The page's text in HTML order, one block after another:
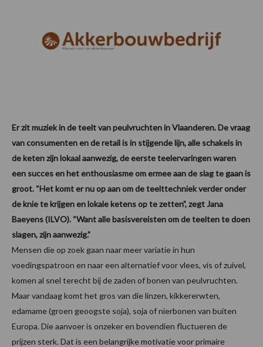
Er zit muziek in de teelt van peulvruchten in Vlaanderen. De vraag
van consumenten en de retail is in stijgende lijn, alle schakels in
de keten zijn lokaal aanwezig, de eerste teelervaringen waren
een succes en het enthousiasme om ermee aan de slag te gaan is
groot. “Het komt er nu op aan om de teelttechniek verder onder
de knie te krijgen en lokale ketens op te zetten”, zegt Jana
Baeyens (ILVO). “Want alle basisvereisten om de teelten te doen
slagen, zijn aanwezig.”
Mensen die op zoek gaan naar meer variatie in hun
voedingspatroon en naar een alternatief voor vlees, vis of zuivel,
komen al snel terecht bij de zaden of bonen van peulvruchten.
Maar vandaag komt het gros van die linzen, kikkererwten,
edamame (groen geoogste soja), soja of nierbonen van buiten
Europa. Die aanvoer is onzeker en bovendien fluctueren de
prijzen sterk. Dat is een belangrijke motivatie voor primaire